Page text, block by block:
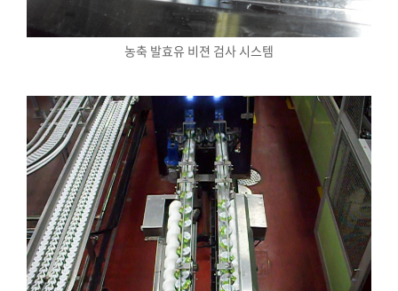
농축 발효유 비젼 검사 시스템